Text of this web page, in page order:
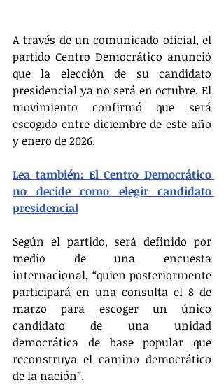
A través de un comunicado oficial, el
partido Centro Democrático anunció
que la elección de su candidato
presidencial ya no será en octubre. El
movimiento confirmó que será
escogido entre diciembre de este año
y enero de 2026.
Lea también: El Centro Democrático
no decide como elegir candidato
presidencial
Según el partido, será definido por
medio de una encuesta
internacional, “quien posteriormente
participará en una consulta el 8 de
marzo para escoger un único
candidato de una unidad
democrática de base popular que
reconstruya el camino democrático
de la nación”.